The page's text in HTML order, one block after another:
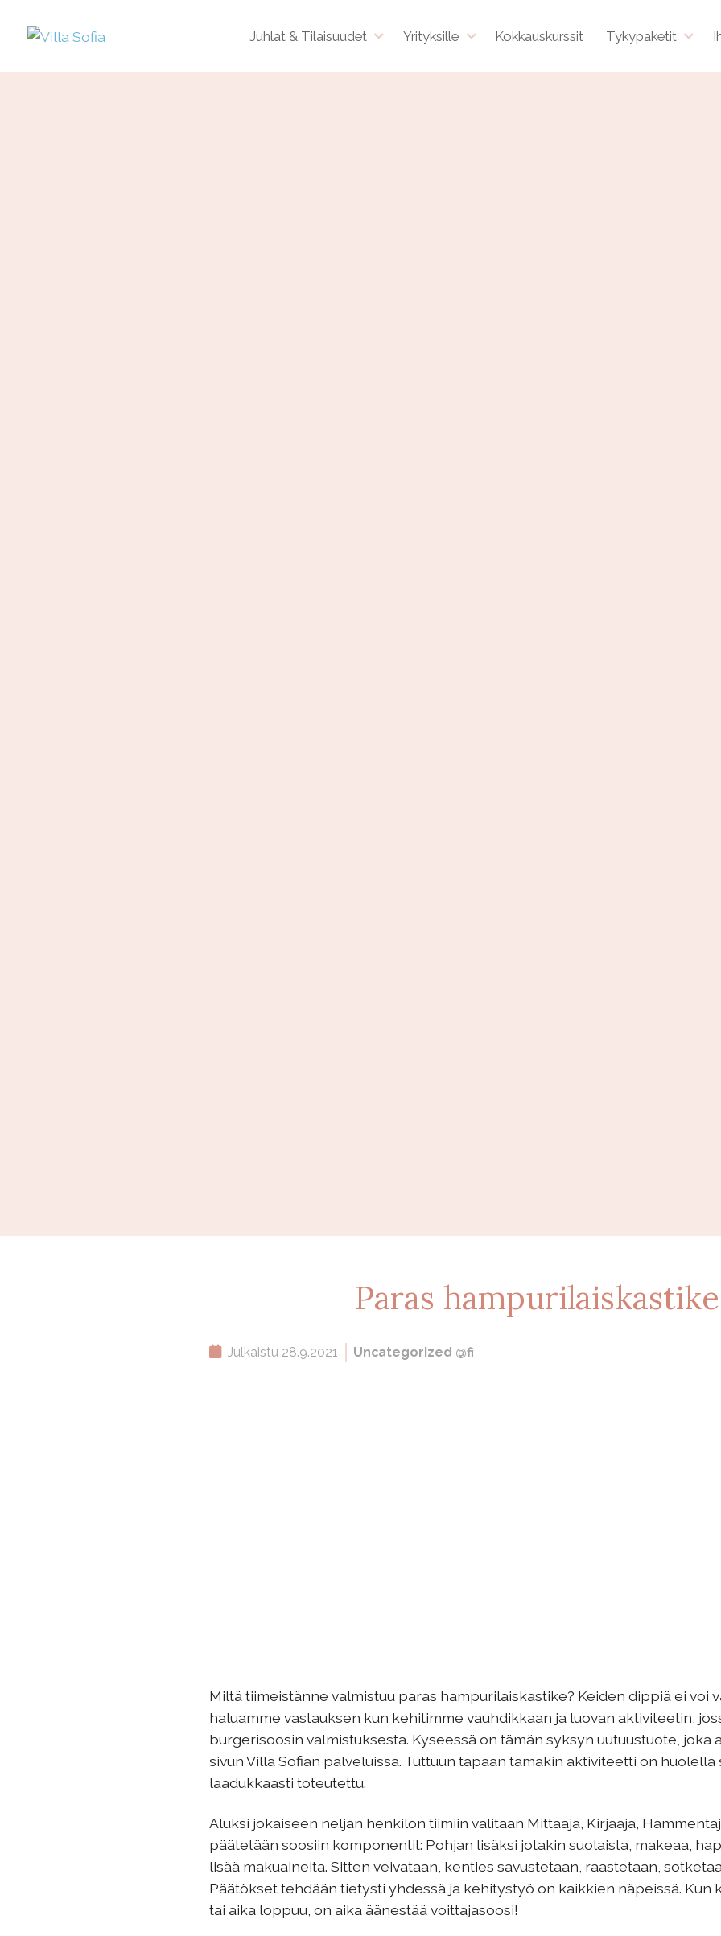
Juhlat & Tilaisuudet Yrityksille Kokkauskurssit Tykypaketit
Paras
Julkaistu 28.9.2021 Uncategorized @fi
Miltä tiimeistänne valmistuu paras hampurilaiskastike? Keiden dippiä ei voi
haluamme vastauksen kun kehitimme vauhdikkaan ja luovan aktiviteetin,
burgerisoosin valmistuksesta. Kyseessä on tämän syksyn uutuustuote, joka
sivun Villa Sofian palveluissa. Tuttuun tapaan tämäkin aktiviteetti on huolella
laadukkaasti toteutettu.
Aluksi jokaiseen neljän henkilön tiimiin valitaan Mittaaja, Kirjaaja,
päätetään soosiin komponentit: Pohjan lisäksi jotakin suolaista, makeaa,
lisää makuaineita. Sitten veivataan, kenties savustetaan, raastetaan,
Päätökset tehdään tietysti yhdessä ja kehitystyö on kaikkien näpeissä. Kun
tai aika loppuu, on aika äänestää voittajasoosi!